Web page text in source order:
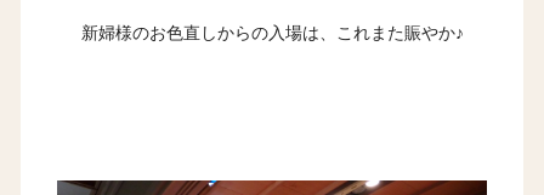
新婦様のお色直しからの入場は、これまた賑やか♪